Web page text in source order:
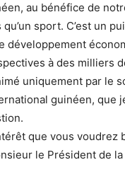
au bénéfice de
sport. C’est un
développement
à des milliers
uniquement par le
guinéen, que
que vous
le Président de